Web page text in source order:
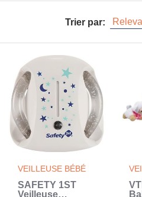
Trier par:
VEILLEUSE BÉBÉ
SAFETY 1ST
Veilleuse